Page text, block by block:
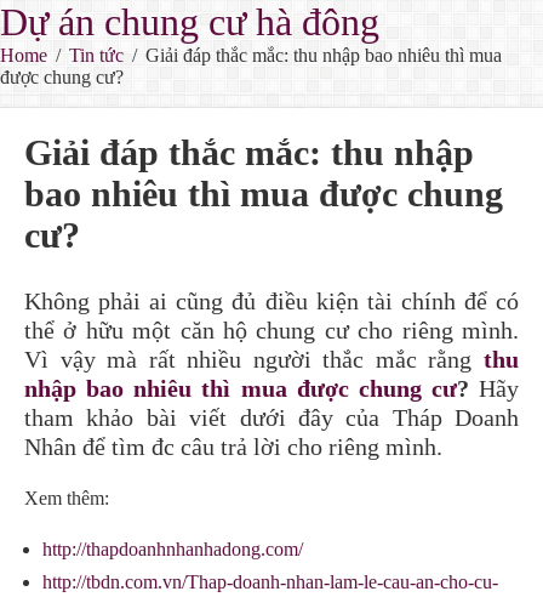
Dự án chung cư hà đông
Home / Tin tức / Giải đáp thắc mắc: thu nhập bao nhiêu thì mua
được chung cư?
Giải đáp thắc mắc: thu nhập
bao nhiêu thì mua được chung
cư?
Không phải ai cũng đủ điều kiện tài chính để có
thể ở hữu một căn hộ chung cư cho riêng mình.
Vì vậy mà rất nhiều người thắc mắc rằng thu
nhập bao nhiêu thì mua được chung cư? Hãy
tham khảo bài viết dưới đây của Tháp Doanh
Nhân để tìm đc câu trả lời cho riêng mình.
Xem thêm:
http://thapdoanhnhanhadong.com/
http://tbdn.com.vn/Thap-doanh-nhan-lam-le-cau-an-cho-cu-